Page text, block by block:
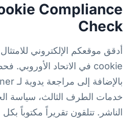
Compliance
Check
خدمات الطرف الثالث، سياسة
الناشر. تتلقون تقريراً مكتوباً